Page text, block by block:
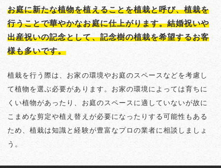
お庭に新たな植物を植えることを植栽と呼び、植栽を
行うことで華やかなお庭に仕上がります。結婚祝いや
出産祝いの記念として、記念樹の植栽を希望するお客
様も多いです。
植栽を行う際は、お家の環境やお庭のスペースなどを考慮し
て植物を選ぶ必要があります。お家の環境によっては育ちに
くい植物があったり、お庭のスペースに適していないが故に
こまめな剪定や植え替えが必要になったりする可能性もある
ため、植栽は知識と経験が豊富なプロの業者に相談しましょ
う。